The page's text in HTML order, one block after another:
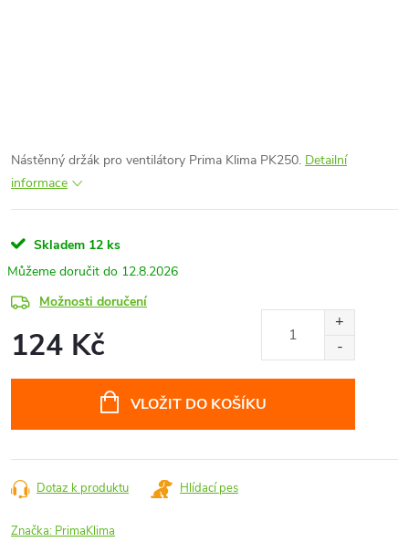
Nástěnný držák pro ventilátory Prima Klima PK250. Detailní
informace
Skladem 12 ks
12.8.2026
Možnosti doručení
124 Kč
VLOŽIT DO KOŠÍKU
Dotaz k produktu Hlídací pes
Značka: PrimaKlima